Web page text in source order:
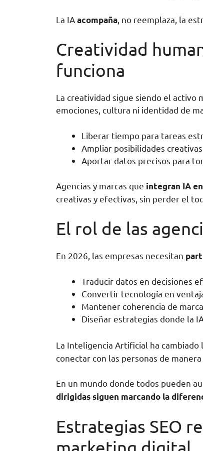
La IAacompaña , no reemplaza, la
Creatividad
funciona
La creatividad sigue siendo el activo
emociones, cultura ni identidad de
Liberar tiempo para tareas
Ampliar posibilidades creativas
Aportar datos precisos para
Agencias y marcas que integran IA
creativas y efectivas, sin perder el
El rol de las
En 2026, las empresas necesitan
Traducir datos en decisiones
Convertir tecnología en
Mantener coherencia de
Diseñar estrategias donde la
La Inteligencia Artificial ha cambiado
conectar con las personas de
En un mundo donde todos pueden
dirigidas siguen marcando la
Estrategias SEO